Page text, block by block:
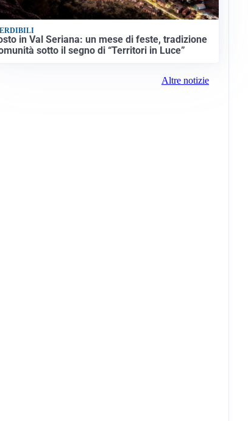
in Val Seriana: un mese di feste, tradizione
sotto il segno di “Territori in Luce”
Altre notizie